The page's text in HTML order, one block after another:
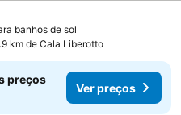
banhos de sol
km de Cala Liberotto
preços
Ver preços